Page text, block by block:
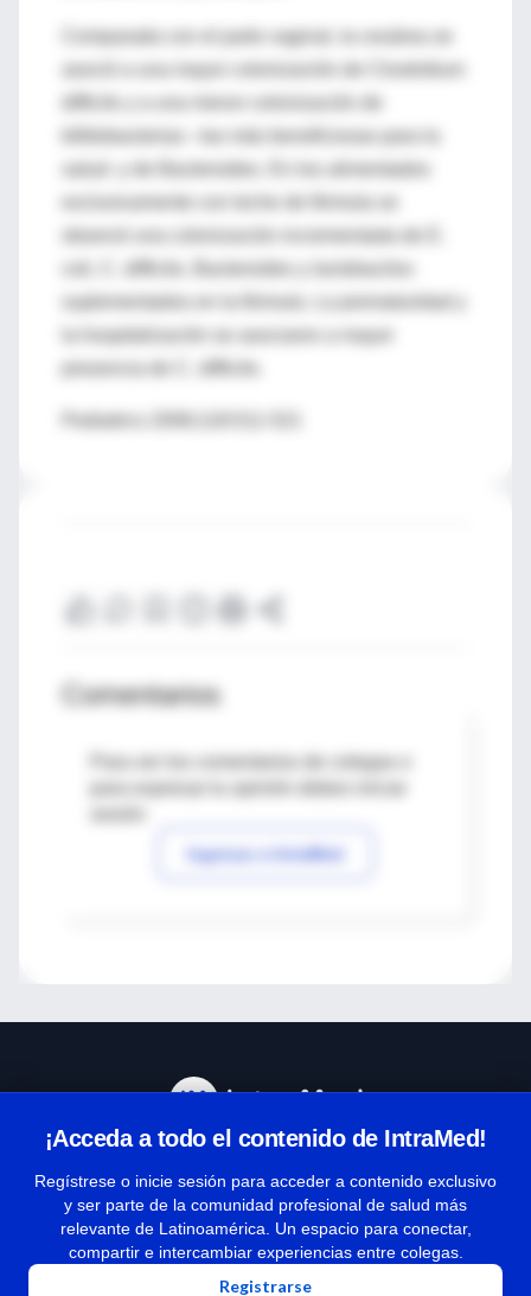
Comparada con el parto vaginal, la cesárea se
asoció a una mayor colonización de Clostridium
suplementados en la fórmula. La prematuridad y
la hospitalización se asociaron a mayor
Comentarios
Para ver los comentarios de colegas o
Ingresar a IntraMed
¡Acceda a todo el contenido de IntraMed!
Regístrese o inicie sesión para acceder a contenido exclusivo
y ser parte de la comunidad profesional de salud más
relevante de Latinoamérica. Un espacio para conectar,
compartir e intercambiar experiencias entre colegas.
Registrarse
Términos y condiciones
| Políticas de privacidad
| Todos los derechos reservados | Copyright 1997-2026